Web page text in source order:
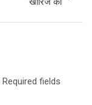
Required fields